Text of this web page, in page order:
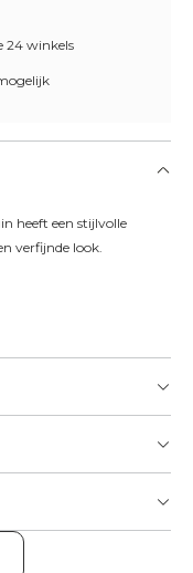
24 winkels
heeft een stijlvolle
verfijnde look.